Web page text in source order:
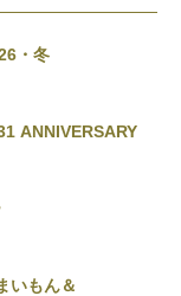
・冬
ANNIVERSARY
いもん＆